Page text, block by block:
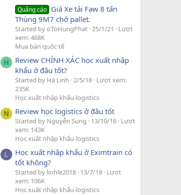
Quảng cáo Giá Xe tải Faw 8 tấn
Thùng 9M7 chở pallet.
Started by oToHungPhat 25/1/21
Lượt
xem: 468K
Mua bán quốc tế
H
Review CHÍNH XÁC học xuất nhập
khẩu ở đâu tốt?
Started by Hà Linh 2/5/18 Lượt xem:
235K
Học xuất nhập khẩu-logistics
N Review học logistics ở đâu tốt
Started by Nguyễn Sung 13/10/18 Lượt
xem: 143K
Học xuất nhập khẩu-logistics
L
Học xuất nhập khẩu ở Eximtrain có
tốt không?
Started by linhle2018 13/7/18 Lượt
xem: 106K
Học xuất nhập khẩu-logistics